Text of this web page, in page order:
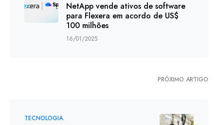
NetApp vende ativos de software
para Flexera em acordo de US$
100 milhões
16/01/2025
PRÓXIMO ARTIGO
TECNOLOGIA